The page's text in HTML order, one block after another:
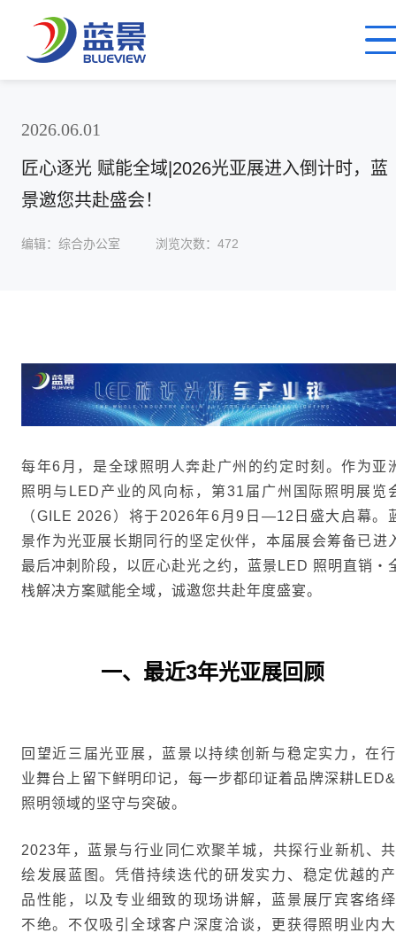
2026.06.01
匠心逐光 赋能全域|2026光亚展进入倒计时，蓝
景邀您共赴盛会！
编辑：综合办公室 浏览次数：472
每年6月，是全球照明人奔赴广州的约定时刻。作为亚
照明与LED产业的风向标，第31届广州国际照明展览
（GILE 2026）将于2026年6月9日—12日盛大启幕。
景作为光亚展长期同行的坚定伙伴，本届展会筹备已进
最后冲刺阶段，以匠心赴光之约，蓝景LED 照明直销・
栈解决方案赋能全域，诚邀您共赴年度盛宴。
一、 最近3年光亚展回顾
回望近三届光亚展，蓝景以持续创新与稳定实力，在行
业舞台上留下鲜明印记，每一步都印证着品牌深耕LED&
照明领域的坚守与突破。
2023年，蓝景与行业同仁欢聚羊城，共探行业新机、共
绘发展蓝图。凭借持续迭代的研发实力、稳定优越的产
品性能，以及专业细致的现场讲解，蓝景展厅宾客络绎
不绝。不仅吸引全球客户深度洽谈，更获得照明业内大